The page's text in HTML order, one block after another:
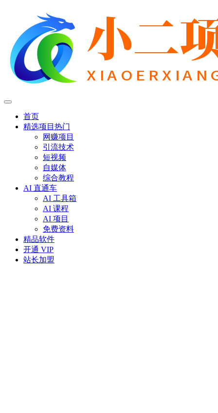
首页
精选项目 热门
网赚项目
引流技术
短视频
自媒体
综合教程
AI 直通车
AI 工具箱
AI 课程
AI 项目
免费资料
精品软件
开通 VIP
站长加盟